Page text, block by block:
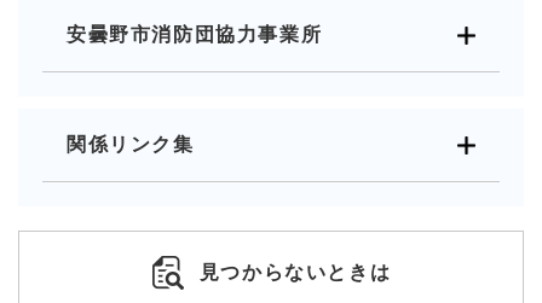
安曇野市消防団協力事業所
関係リンク集
見つからないときは